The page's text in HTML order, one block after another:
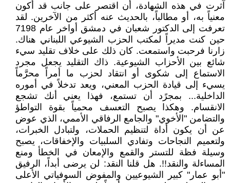
آثرت في هذه الشهادة، أن اقتصر على جانب قد أكون
معنياً به، أو مطالباً، بالحديث عنه أكثر من الآخرين. لقد
تعرفت إلى الدكتور شعبان في دمشق أواخر عام 7198
حين كنت مديراً لمكتب الحزب الشيوعي اللبناني هناك.
زارنا فرحبت واستمعت. كان ذلك على خلاف تقليد سيء
شائع بين الأحزاب الشيوعية. ذاك التقليد يجعل مجرد
الاستماع إلى شكوى أو انتقاد لحزب ما أمراً محرَّماً
يسيء إلى قيادة الحزب المعني، ويعد تدخلاً في أموره
الداخلية... بمجرًد أن تستمع، فهذا يعني أنك تشجع
الانقسام. وهكذا يصبح التعسف محمياً بقوة التواطؤ
والتضامن "الأخوي" والجامع الرفاقي الأممي، الذي عوض
عن أن يكون أداة لتنظيم الحملات، ولتبادل الخبرات،
ولتعميم النجاحات وتفادي السلبيات والإخفاقات، يصبح
وسيلة فظة للتستر والقمع والإمعان في الخطأ ومنع
المساءلة والنقد!!. هل قلنا النقد: لن يرضى أبداً، الرفيق
"أبو عمار" كبير الشيوعيين والمفوض السوفياتي الأعلى